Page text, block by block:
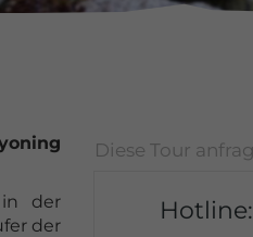
der
der
Hotline: